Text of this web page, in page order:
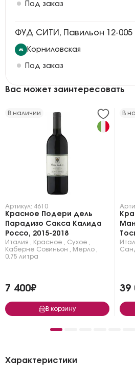
Под заказ
ФУД СИТИ, Павильон 12-005
Корниловская
Под заказ
Вас может заинтересовать
В наличии
Артикул: 4610
Красное Подери дель
Парадизо Сакса Калида
Россо, 2015-2018
Италия Красное Сухое
Каберне Совиньон
Мерло
0.75 литра
7 400₽
В корзину
В
39
Характеристики